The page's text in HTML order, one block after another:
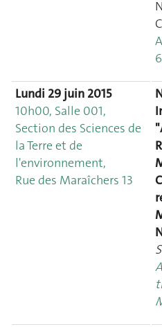
Lundi 29 juin 2015
10h00, Salle 001,
Section des Sciences de
la Terre et de
l'environnement,
Rue des Maraîchers 13